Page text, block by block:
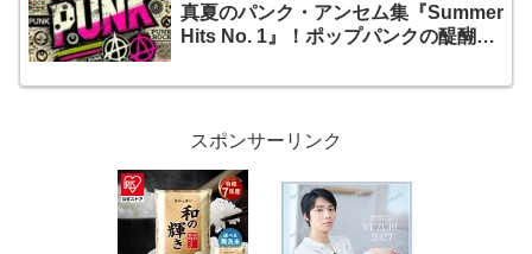
真夏のパンク・アンセム集『Summer
Hits No. 1』！ポップパンクの醍醐味
節にこそ聴きたくなる“終わらないサ
スポンサーリンク